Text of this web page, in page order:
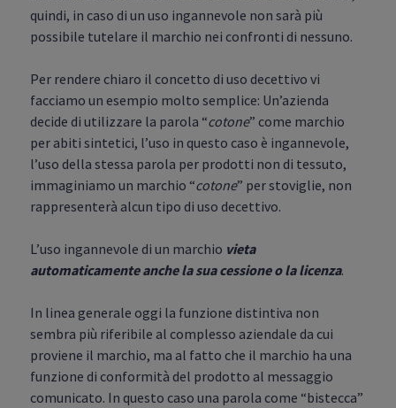
quindi, in caso di un uso ingannevole non sarà più
possibile tutelare il marchio nei confronti di nessuno.
Per rendere chiaro il concetto di uso decettivo vi
facciamo un esempio molto semplice: Un’azienda
decide di utilizzare la parola “cotone” come marchio
per abiti sintetici, l’uso in questo caso è ingannevole,
l’uso della stessa parola per prodotti non di tessuto,
immaginiamo un marchio “cotone” per stoviglie, non
rappresenterà alcun tipo di uso decettivo.
L’uso ingannevole di un marchio vieta
automaticamente anche la sua cessione o la licenza.
In linea generale oggi la funzione distintiva non
sembra più riferibile al complesso aziendale da cui
proviene il marchio, ma al fatto che il marchio ha una
funzione di conformità del prodotto al messaggio
comunicato. In questo caso una parola come “bistecca”